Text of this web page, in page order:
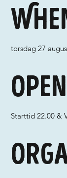
torsdag 27
Starttid 22.00 &